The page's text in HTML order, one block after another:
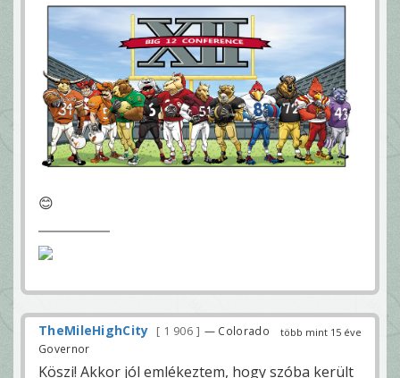
😊
több mint 15 éve
TheMileHighCity 1 906
— Colorado
Governor
Köszi! Akkor jól emlékeztem, hogy szóba került